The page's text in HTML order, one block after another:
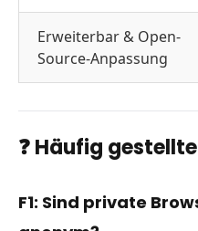
Erweiterbar & Open-
Source-Anpassung
❓ Häufig
F1: Sind private